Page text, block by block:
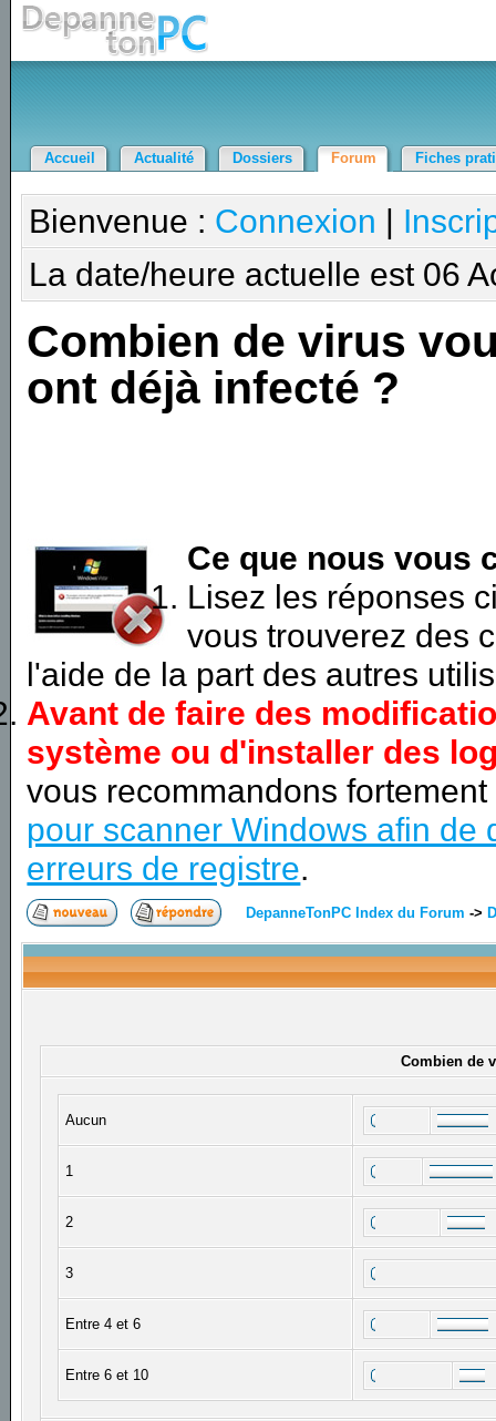
Accueil Actualité Dossiers Forum Fiches
Bienvenue : Connexion |
La date/heure actuelle est 06
Combien de virus
ont déjà infecté ?
Ce que nous vous
Lisez les réponses
vous trouverez des
l'aide de la part des autres
Avant de faire des
système ou d'installer des
vous recommandons
pour scanner Windows afin de
erreurs de registre.
DepanneTonPC Index du Forum ->
Combien de
Aucun
1
2
3
Entre 4 et 6
Entre 6 et 10